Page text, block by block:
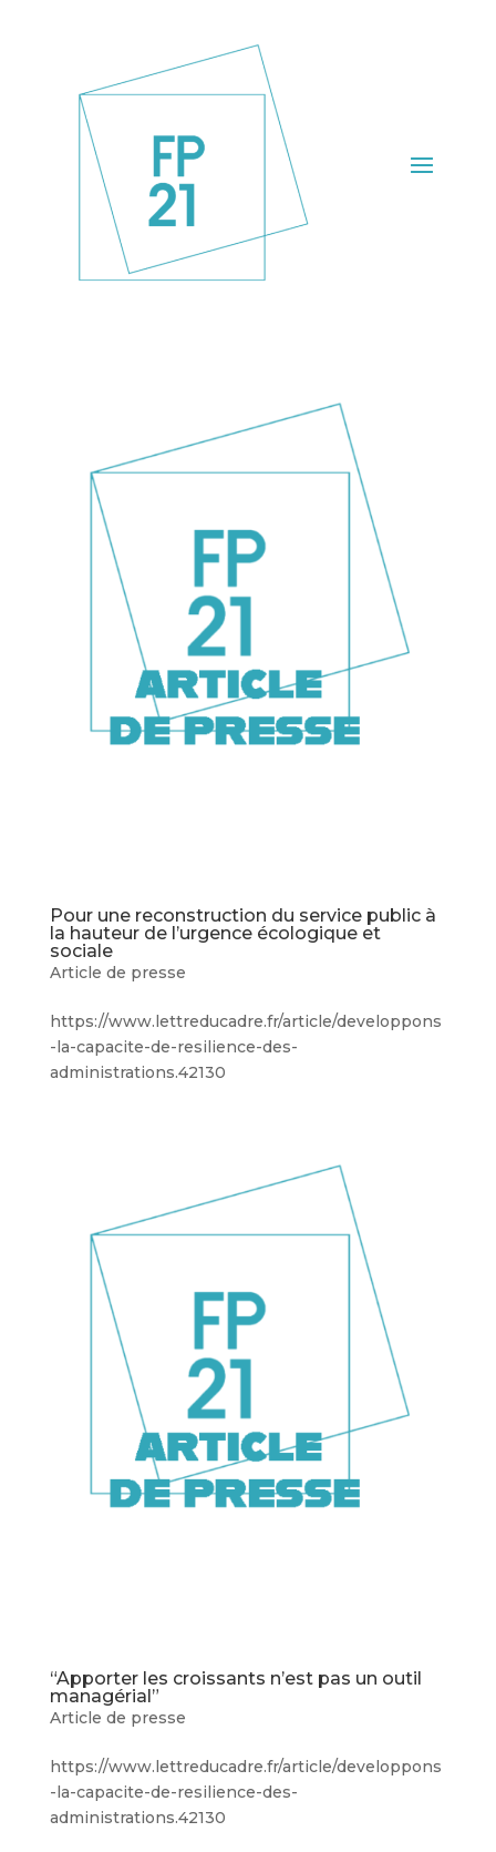
Pour une reconstruction du service public à
la hauteur de l’urgence écologique et
sociale
Article de presse
https://www.lettreducadre.fr/article/developpons
-la-capacite-de-resilience-des-
administrations.42130
“Apporter les croissants n’est pas un outil
managérial”
Article de presse
https://www.lettreducadre.fr/article/developpons
-la-capacite-de-resilience-des-
administrations.42130